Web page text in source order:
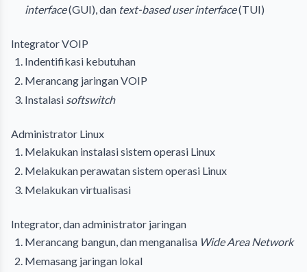
interface(GUI), dan text-based user interface(TUI)
Integrator VOIP
Indentifikasi kebutuhan
Merancang jaringan VOIP
Instalasi softswitch
Administrator Linux
Melakukan instalasisistem operasi Linux
Melakukan perawatan sistem operasi Linux
Melakukan virtualisasi
Integrator, dan administrator jaringan
Merancang bangun, dan menganalisa Wide Area Network
Memasang jaringan lokal